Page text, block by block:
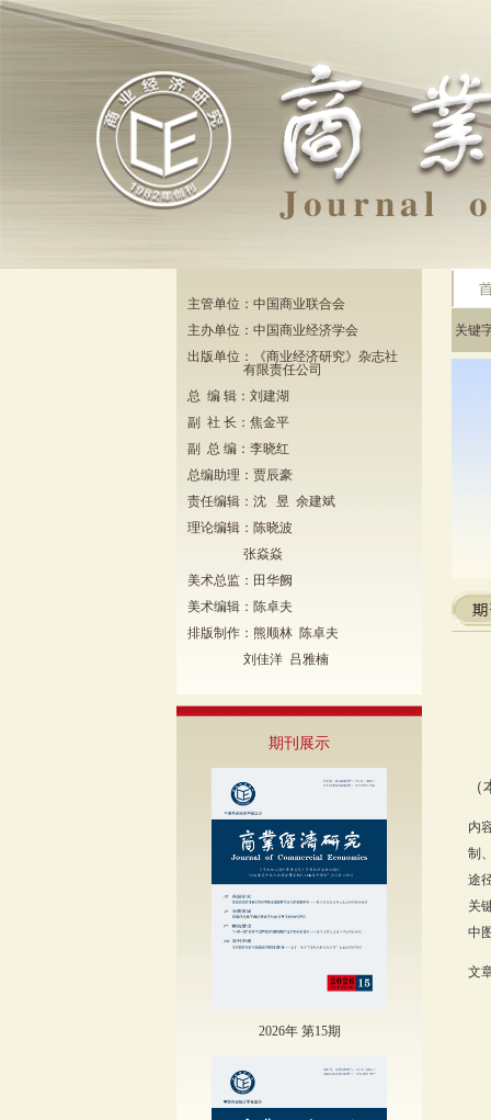
主管单位：中国商业联合会
主办单位：中国商业经济学会
出版单位：《商业经济研究》杂志社
有限责任公司
总 编 辑：刘建湖
副 社 长：焦金平
副 总 编：李晓红
总编助理：贾辰豪
责任编辑：沈 昱 余建斌
理论编辑：陈晓波
张焱焱
美术总监：田华阙
美术编辑：陈卓夫
排版制作：熊顺林 陈卓夫
刘佳洋 吕雅楠
期刊展示
2026年 第15期
关键
内
制
途
关
中
文